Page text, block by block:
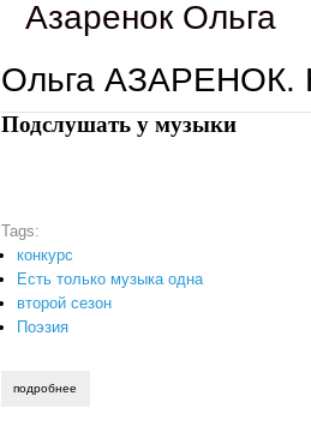
Азаренок Ольга
Ольга АЗАРЕНОК.
Подслушать у музыки
Tags:
конкурс
Есть только музыка одна
второй сезон
Поэзия
подробнее